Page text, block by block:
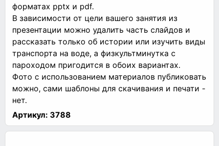
форматах pptx и pdf.
В зависимости от цели вашего занятия из
презентации можно удалить часть слайдов и
рассказать только об истории или изучить виды
транспорта на воде, а физкультминутка с
пароходом пригодится в обоих вариантах.
Фото с использованием материалов публиковать
можно, сами шаблоны для скачивания и печати -
нет.
Артикул: 3788